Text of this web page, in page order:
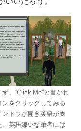
ず、“Click Me”と書かれ
ンをクリックしてみる
ンドウが開き英語が表
。英語嫌いな筆者には